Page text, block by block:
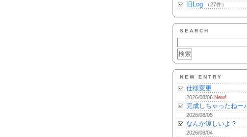
旧Log （27件）
SEARCH
NEW ENTRY
仕様変更
2026/08/06 New!
完成しちゃったねー♪
2026/08/05
なんか涼しいよ？
2026/08/04